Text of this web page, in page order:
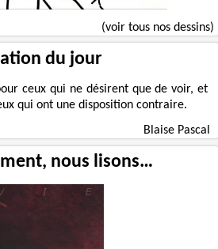
(voir tous nos dessins)
du jour
ceux qui ne désirent que de voir, et
qui ont une disposition contraire.
Blaise Pascal
nous lisons…